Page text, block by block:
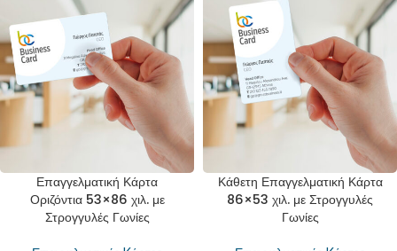
Επαγγελματική Κάρτα
Οριζόντια 53×86 χιλ. με
Στρογγυλές Γωνίες
Κάθετη Επαγγελματική Κάρτα
86×53 χιλ. με Στρογγυλές
Γωνίες